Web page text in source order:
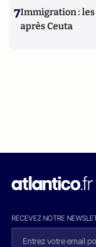
7Immigration :
après Ceuta
RECEVEZ NOTRE